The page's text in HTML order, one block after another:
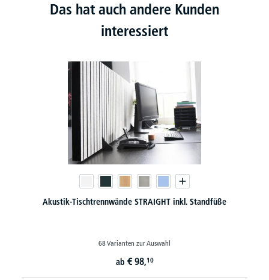
Das hat auch andere Kunden
interessiert
Akustik-Tischtrennwände STRAIGHT inkl. Standfüße
68 Varianten zur Auswahl
ab € 98,10